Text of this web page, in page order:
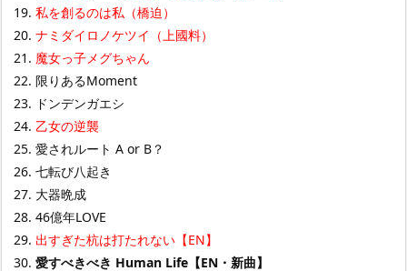
私を創るのは私（橋迫）
ナミダイロノケツイ（上國料）
魔女っ子メグちゃん
限りあるMoment
ドンデンガエシ
乙女の逆襲
愛されルート A or B？
七転び八起き
大器晩成
46億年LOVE
出すぎた杭は打たれない【EN】
愛すべきべき Human Life【EN・新曲】